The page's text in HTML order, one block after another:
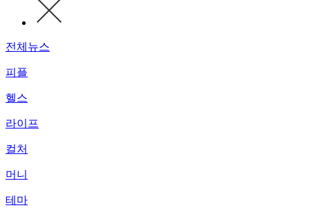
전체뉴스
피플
헬스
라이프
컬처
머니
테마